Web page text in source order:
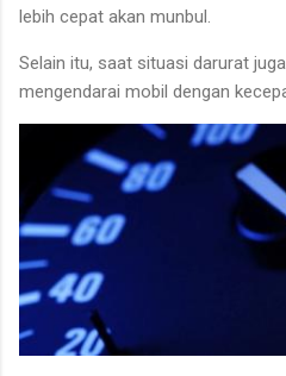
lebih cepat akan munbul.
Selain itu, saat situasi darurat
mengendarai mobil dengan